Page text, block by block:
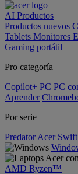
AI Productos
Productos nuevos
Tablets Monitores
Gaming portátil
Pro categoría
Copilot+ PC PC
Aprender
Por serie
Predator Acer Swift
AMD Ryzen™